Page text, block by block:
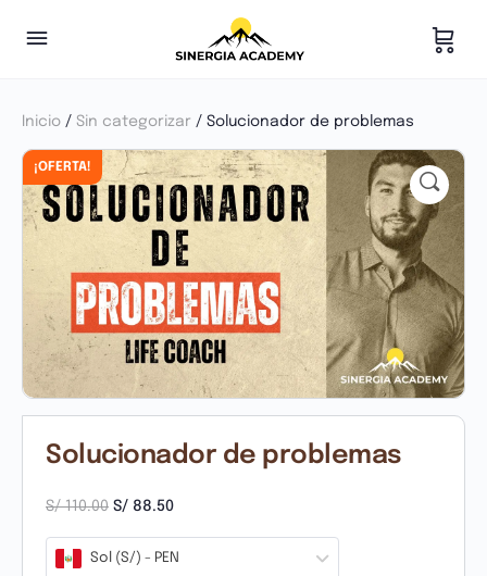
Inicio / Sin categorizar / Solucionador de problemas
¡OFERTA!
Solucionador de problemas
S/110.00 S/ 88.50
Sol (S/) - PEN